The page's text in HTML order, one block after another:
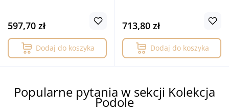
597,70 zł
Dodaj do koszyka
713,80 zł
Dodaj do koszyka
Popularne pytania w sekcji Kolekcja
Podole